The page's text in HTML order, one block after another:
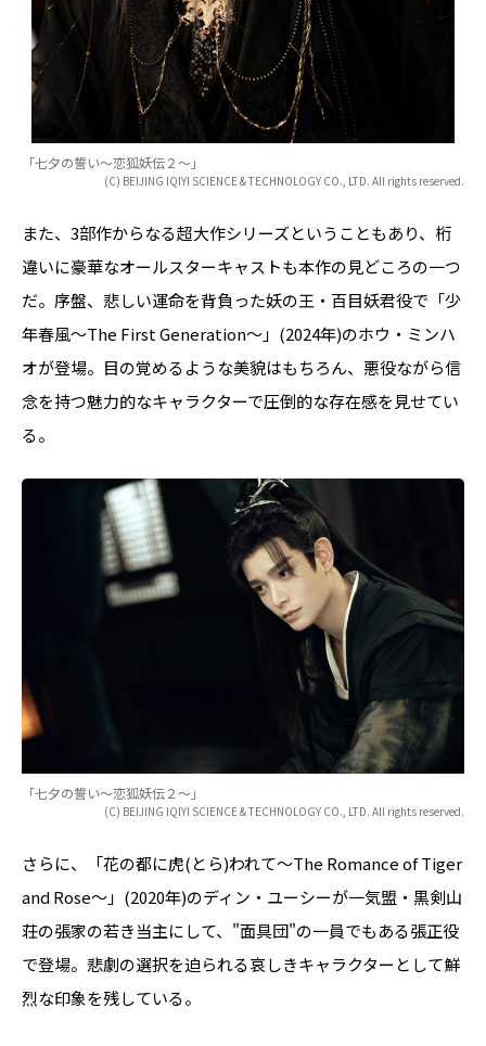
「七夕の誓い～恋狐妖伝２～」
(C) BEIJING IQIYI SCIENCE & TECHNOLOGY CO., LTD. All rights reserved.
また、3部作からなる超大作シリーズということもあり、桁
違いに豪華なオールスターキャストも本作の見どころの一つ
だ。序盤、悲しい運命を背負った妖の王・百目妖君役で「少
年春風～The First Generation～」(2024年)のホウ・ミンハ
オが登場。目の覚めるような美貌はもちろん、悪役ながら信
念を持つ魅力的なキャラクターで圧倒的な存在感を見せてい
る。
「七夕の誓い～恋狐妖伝２～」
(C) BEIJING IQIYI SCIENCE & TECHNOLOGY CO., LTD. All rights reserved.
さらに、「花の都に虎(とら)われて～The Romance of Tiger
and Rose～」(2020年)のディン・ユーシーが一気盟・黒剣山
荘の張家の若き当主にして、"面具団"の一員でもある張正役
で登場。悲劇の選択を迫られる哀しきキャラクターとして鮮
烈な印象を残している。